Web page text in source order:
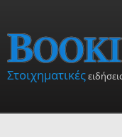
Στοιχηματικές